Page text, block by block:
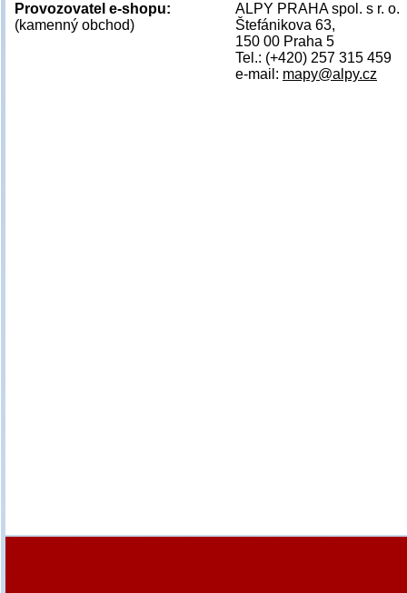
Provozovatel e-shopu:
(kamenný obchod)
ALPY PRAHA spol. s r. o.
Štefánikova 63,
150 00 Praha 5
Tel.: (+420) 257 315 459
e-mail: mapy@alpy.cz